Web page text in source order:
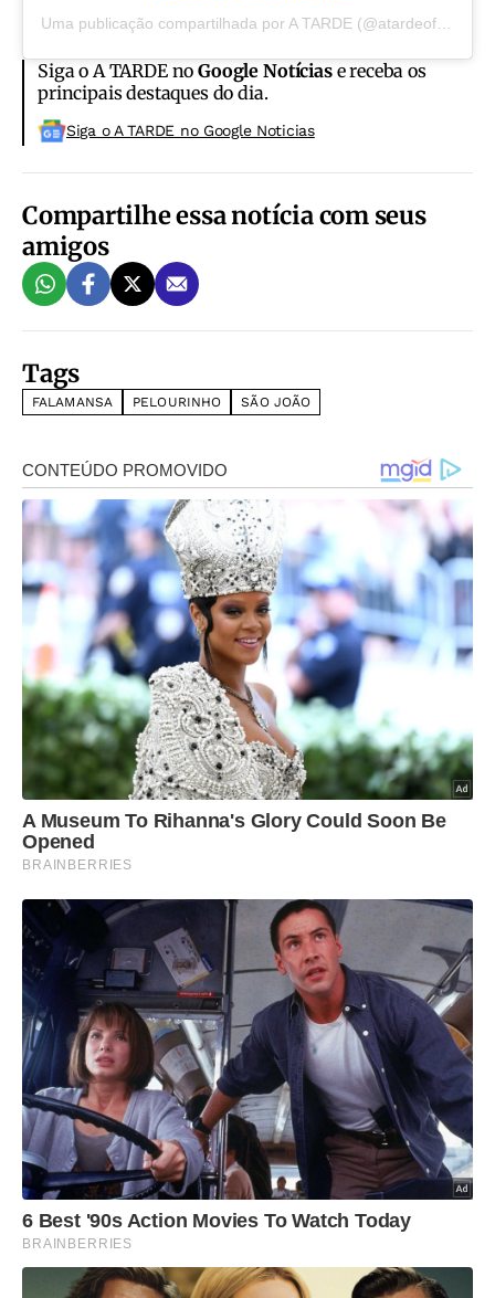
Uma publicação compartilhada por A TARDE (@atardeoficial)
Siga o A TARDE noGoogle Notíciase receba os
principais destaques do dia.
Siga o A TARDE no Google Noticias
Compartilhe essa notícia com seus
amigos
Tags
FALAMANSA PELOURINHO SÃO JOÃO